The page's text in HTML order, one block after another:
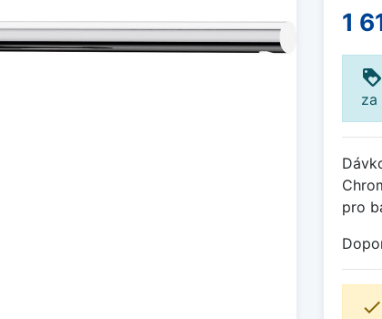
1
loyalty
za
pro
